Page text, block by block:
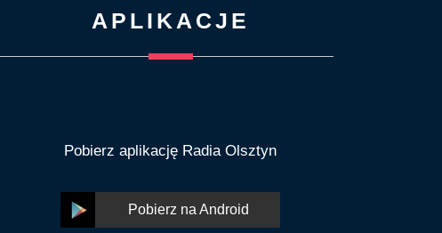
APLIKACJE
Pobierz aplikację Radia Olsztyn
Pobierz na Android